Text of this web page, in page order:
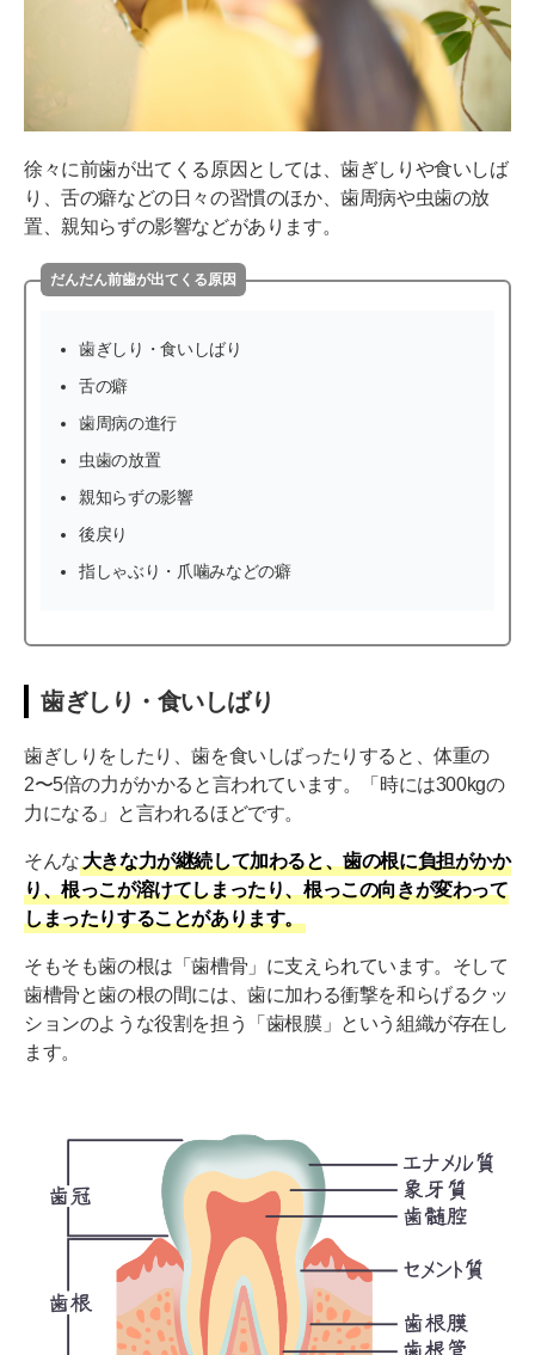
徐々に前歯が出てくる原因としては、歯ぎしりや食いしば
り、舌の癖などの日々の習慣のほか、歯周病や虫歯の放
置、親知らずの影響などがあります。
だんだん前歯が出てくる原因
歯ぎしり・食いしばり
舌の癖
歯周病の進行
虫歯の放置
親知らずの影響
後戻り
指しゃぶり・爪噛みなどの癖
歯ぎしり・食いしばり
歯ぎしりをしたり、歯を食いしばったりすると、体重の
2〜5倍の力がかかると言われています。「時には300kgの
力になる」と言われるほどです。
そんな 大きな力が継続して加わると、歯の根に負担がかか
り、根っこが溶けてしまったり、根っこの向きが変わって
しまったりすることがあります。
そもそも歯の根は「歯槽骨」に支えられています。そして
歯槽骨と歯の根の間には、歯に加わる衝撃を和らげるクッ
ションのような役割を担う「歯根膜」という組織が存在し
ます。